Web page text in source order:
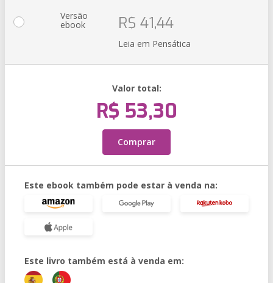
Versão
ebook R$ 41,44
Leia em Pensática
Valor total:
R$ 53,30
Comprar
Este ebook também pode estar à venda na:
Este livro também está à venda em: